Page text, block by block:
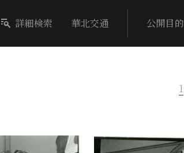
詳細検索 華北交通 公開目的
1